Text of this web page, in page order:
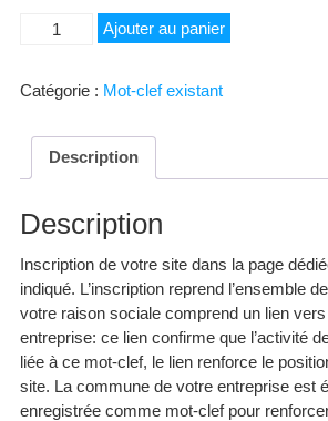
quantité
professionnelle
Ajouter au panier
Catégorie : Mot-clef existant
Description
Description
Inscription de votre site dans la page
indiqué. L’inscription reprend l’ensemble
votre raison sociale comprend un lien
entreprise: ce lien confirme que l’activité
liée à ce mot-clef, le lien renforce le
site. La commune de votre entreprise est
enregistrée comme mot-clef pour